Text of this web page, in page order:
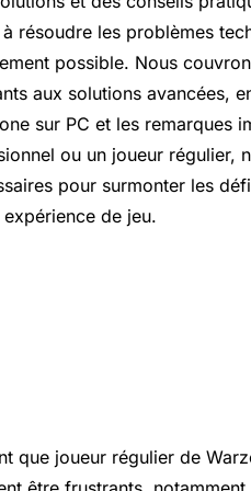
résoudre les problèmes
possible. Nous
aux solutions avancées,
sur PC et les remarques
ou un joueur régulier,
pour surmonter les
de jeu.
que joueur régulier de